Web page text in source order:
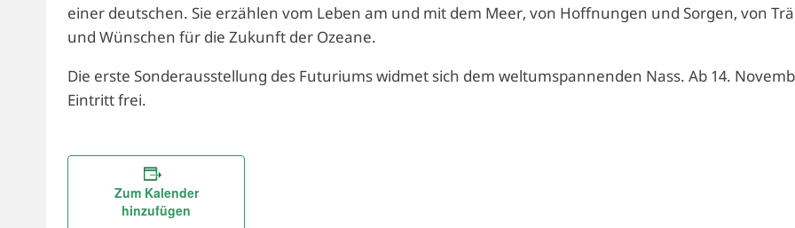
einer deutschen. Sie erzählen vom Leben am und mit dem Meer, von Hoffnungen und Sorgen, von
und Wünschen für die Zukunft der Ozeane.
Die erste Sonderausstellung des Futuriums widmet sich dem weltumspannenden Nass. Ab 14.
Eintritt frei.
Zum Kalender
hinzufügen